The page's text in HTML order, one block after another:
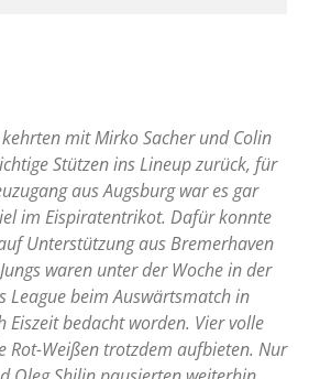
mit Mirko Sacher und Colin
Stützen ins Lineup zurück, für
aus Augsburg war es gar
im Eispiratentrikot. Dafür konnte
Unterstützung aus Bremerhaven
waren unter der Woche in der
League beim Auswärtsmatch in
Eiszeit bedacht worden. Vier volle
Rot-Weißen trotzdem aufbieten. Nur